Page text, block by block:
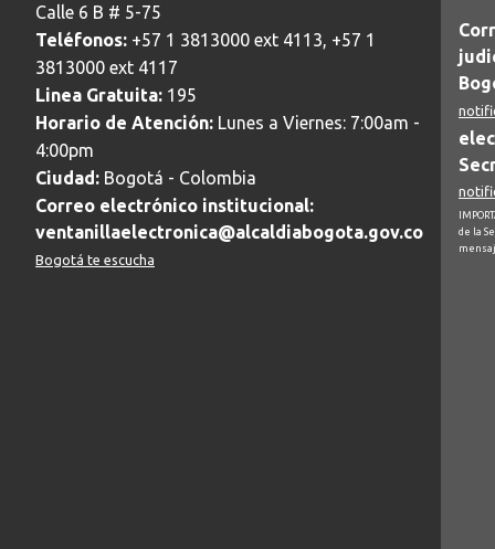
Calle 6 B # 5-75
Teléfonos: +57 1 3813000 ext 4113, +57 1
3813000 ext 4117
Linea Gratuita: 195
Horario de Atención: Lunes a Viernes: 7:00am -
4:00pm
Ciudad: Bogotá - Colombia
Correo electrónico institucional:
ventanillaelectronica@alcaldiabogota.gov.co
Bogotá te escucha
de la